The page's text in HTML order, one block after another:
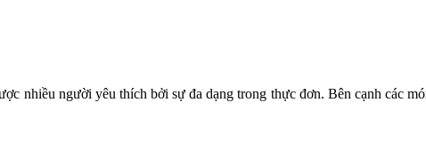
nhiều người yêu thích bởi sự đa dạng trong thực đơn. Bên cạnh các